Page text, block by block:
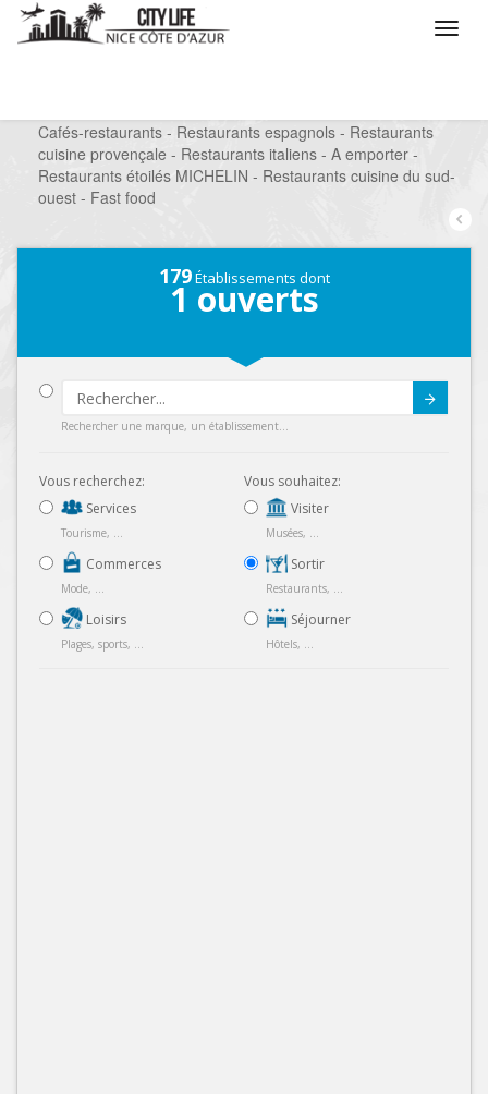
Cafés-restaurants - Restaurants espagnols - Restaurants
cuisine provençale - Restaurants italiens - A emporter -
Restaurants étoilés MICHELIN - Restaurants cuisine du sud-
ouest - Fast food
179Établissements dont
1 ouverts
Rechercher une marque, un établissement...
Vous recherchez:
Services
Tourisme, ...
Commerces
Mode, ...
Loisirs
Plages, sports, ...
Vous souhaitez:
Visiter
Musées, ...
Sortir
Restaurants, ...
Séjourner
Hôtels, ...